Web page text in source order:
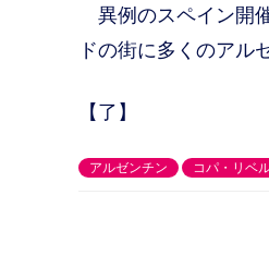
異例のスペイン開
ドの街に多くのアル
【了】
アルゼンチン コパ・リベ